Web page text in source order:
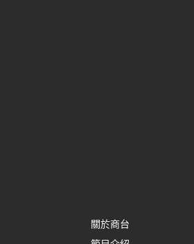
關於商台